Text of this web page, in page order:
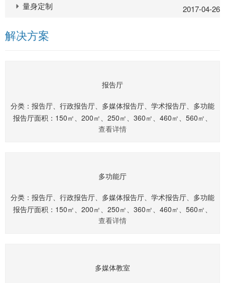
量身定制
2017-04-26
解决方案
报告厅
分类：报告厅、行政报告厅、多媒体报告厅、学术报告厅、多功能
报告厅面积：150㎡、200㎡、250㎡、360㎡、460㎡、560㎡、
660㎡.........
查看详情
多功能厅
分类：报告厅、行政报告厅、多媒体报告厅、学术报告厅、多功能
报告厅面积：150㎡、200㎡、250㎡、360㎡、460㎡、560㎡、
660㎡.........
查看详情
多媒体教室